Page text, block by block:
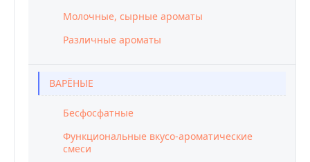
Молочные, сырные ароматы
Различные ароматы
ВАРЁНЫЕ
Бесфосфатные
Функциональные вкусо-ароматические
смеси